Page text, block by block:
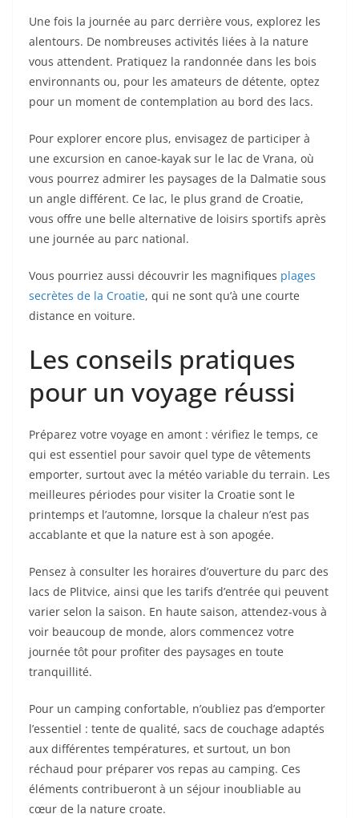
Une fois la journée au parc derrière vous, explorez les
alentours. De nombreuses activités liées à la nature
vous attendent. Pratiquez la randonnée dans les bois
environnants ou, pour les amateurs de détente, optez
pour un moment de contemplation au bord des lacs.
Pour explorer encore plus, envisagez de participer à
une excursion en canoe-kayak sur le lac de Vrana, où
vous pourrez admirer les paysages de la Dalmatie sous
un angle différent. Ce lac, le plus grand de Croatie,
vous offre une belle alternative de loisirs sportifs après
une journée au parc national.
Vous pourriez aussi découvrir les magnifiques plages
secrètes de la Croatie, qui ne sont qu’à une courte
distance en voiture.
Les conseils pratiques
pour un voyage réussi
Préparez votre voyage en amont : vérifiez le temps, ce
qui est essentiel pour savoir quel type de vêtements
emporter, surtout avec la météo variable du terrain. Les
meilleures périodes pour visiter la Croatie sont le
printemps et l’automne, lorsque la chaleur n’est pas
accablante et que la nature est à son apogée.
Pensez à consulter les horaires d’ouverture du parc des
lacs de Plitvice, ainsi que les tarifs d’entrée qui peuvent
varier selon la saison. En haute saison, attendez-vous à
voir beaucoup de monde, alors commencez votre
journée tôt pour profiter des paysages en toute
tranquillité.
Pour un camping confortable, n’oubliez pas d’emporter
l’essentiel : tente de qualité, sacs de couchage adaptés
aux différentes températures, et surtout, un bon
réchaud pour préparer vos repas au camping. Ces
éléments contribueront à un séjour inoubliable au
cœur de la nature croate.